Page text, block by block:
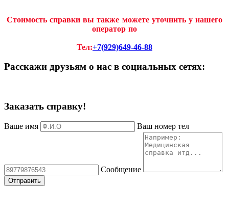
Стоимость справки вы также можете уточнить у нашего
оператор по
Тел:+7(929)649-46-88
Расскажи друзьям о нас в социальных сетях:
Заказать справку!
Ваше имя Ваш номер тел
Сообщение